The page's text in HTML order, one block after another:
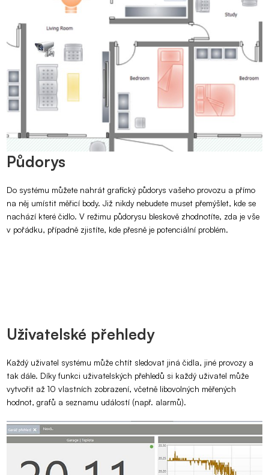
Půdorys
Do systému můžete nahrát grafický půdorys vašeho provozu a přímo
na něj umístit měřicí body. Již nikdy nebudete muset přemýšlet, kde se
nachází které čidlo. V režimu půdorysu bleskově zhodnotíte, zda je vše
v pořádku, případně zjistíte, kde přesně je potenciální problém.
Uživatelské přehledy
Každý uživatel systému může chtít sledovat jiná čidla, jiné provozy a
tak dále. Díky funkci uživatelských přehledů si každý uživatel může
vytvořit až 10 vlastních zobrazení, včetně libovolných měřených
hodnot, grafů a seznamu událostí (např. alarmů).